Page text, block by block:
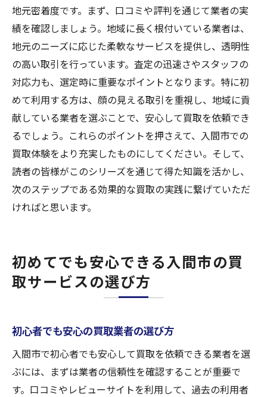
地元密着度です。まず、口コミや評判を通じて業者の実
績を確認しましょう。地域に長く根付いている業者は、
地元のニーズに応じた柔軟なサービスを提供し、透明性
の高い取引を行っています。査定の迅速さやスタッフの
対応力も、選定時に重要なポイントとなります。特に初
めて利用する方は、顔の見える取引を重視し、地域に貢
献している業者を選ぶことで、安心して買取を依頼でき
るでしょう。これらのポイントを押さえて、入間市での
買取体験をより充実したものにしてください。そして、
読者の皆様がこのシリーズを通じて得た知識を活かし、
次のステップである効果的な買取の実践に繋げていただ
ければと思います。
初めてでも安心できる入間市の買
取サービスの選び方
初心者でも安心の買取業者の選び方
入間市で初心者でも安心して買取を依頼できる業者を選
ぶには、まずは業者の信頼性を確認することが重要で
す。口コミやレビューサイトを利用して、過去の利用者